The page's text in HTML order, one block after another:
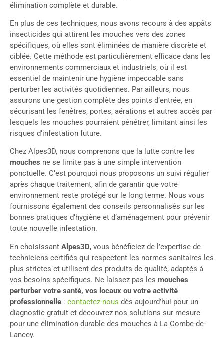
élimination complète et durable.
En plus de ces techniques, nous avons recours à des appâts
insecticides qui attirent les mouches vers des zones
spécifiques, où elles sont éliminées de manière discrète et
ciblée. Cette méthode est particulièrement efficace dans les
environnements commerciaux et industriels, où il est
essentiel de maintenir une hygiène impeccable sans
perturber les activités quotidiennes. Par ailleurs, nous
assurons une gestion complète des points d’entrée, en
sécurisant les fenêtres, portes, aérations et autres accès par
lesquels les mouches pourraient pénétrer, limitant ainsi les
risques d’infestation future.
Chez Alpes3D, nous comprenons que la lutte contre les
mouches ne se limite pas à une simple intervention
ponctuelle. C’est pourquoi nous proposons un suivi régulier
après chaque traitement, afin de garantir que votre
environnement reste protégé sur le long terme. Nous vous
fournissons également des conseils personnalisés sur les
bonnes pratiques d’hygiène et d’aménagement pour prévenir
toute nouvelle infestation.
En choisissant Alpes3D, vous bénéficiez de l’expertise de
techniciens certifiés qui respectent les normes sanitaires les
plus strictes et utilisent des produits de qualité, adaptés à
vos besoins spécifiques. Ne laissez pas les mouches
perturber votre santé, vos locaux ou votre activité
professionnelle : contactez-nous dès aujourd’hui pour un
diagnostic gratuit et découvrez nos solutions sur mesure
pour une élimination durable des mouches à La Combe-de-
Lancey.